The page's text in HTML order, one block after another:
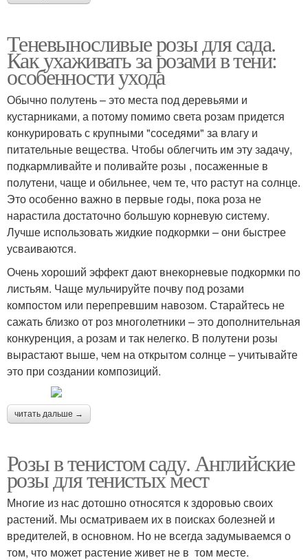
Теневыносливые розы для сада.
Как ухаживать за розами в тени:
особенности ухода
Обычно полутень – это места под деревьями и
кустарниками, а потому помимо света розам придется
конкурировать с крупными "соседями" за влагу и
питательные вещества. Чтобы облегчить им эту задачу,
подкармливайте и поливайте розы , посаженные в
полутени, чаще и обильнее, чем те, что растут на солнце.
Это особенно важно в первые годы, пока роза не
нарастила достаточно большую корневую систему.
Лучше использовать жидкие подкормки – они быстрее
усваиваются.
Очень хороший эффект дают внекорневые подкормки по
листьям. Чаще мульчируйте почву под розами
компостом или перепревшим навозом. Старайтесь не
сажать близко от роз многолетники – это дополнительная
конкуренция, а розам и так нелегко. В полутени розы
вырастают выше, чем на открытом солнце – учитывайте
это при создании композиций.
читать дальше →
Розы в тенистом саду. Английские
розы для тенистых мест
Многие из нас дотошно относятся к здоровью своих
растений. Мы осматриваем их в поисках болезней и
вредителей, в основном. Но не всегда задумываемся о
том, что может растение живет не в том месте.